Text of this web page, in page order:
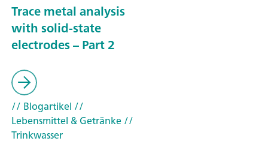
Trace metal analysis
with solid-state
electrodes – Part 2
// Blogartikel //
Lebensmittel & Getränke//
Trinkwasser